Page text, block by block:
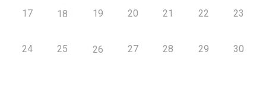
17 18 19 20 21 22 23
24 25 26 27 28 29 30